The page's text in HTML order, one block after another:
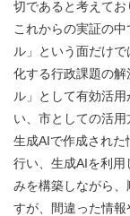
切であると考えてお
これからの実証の
ル」という面だけ
化する行政課題の
ル」として有効活
い、市としての活用
生成AIで作成され
行い、生成AIを利用
みを構築しながら
すが、間違った情